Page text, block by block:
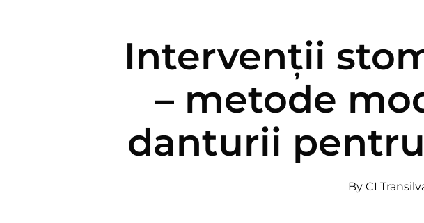
Intervenții
– metode
danturii
By CI